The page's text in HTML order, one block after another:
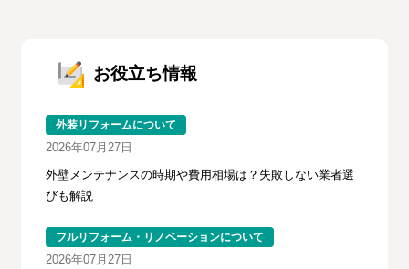
お役立ち情報
外装リフォームについて
2026年07月27日
外壁メンテナンスの時期や費用相場は？失敗しない業者選
びも解説
フルリフォーム・リノベーションについて
2026年07月27日